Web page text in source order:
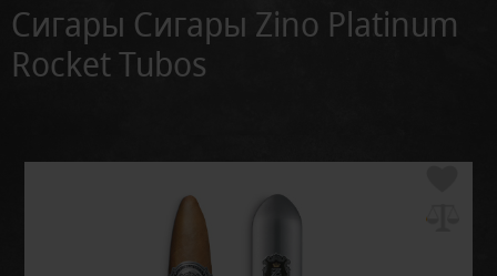
Сигары Сигары Zino Platinum
Rocket Tubos